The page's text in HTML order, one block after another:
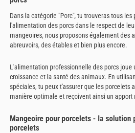
Dans la catégorie "Porc", tu trouveras tous les
l'alimentation des porcs dans le respect de
mangeoires, nous proposons également des
abreuvoirs, des étables et bien plus encore.
L'alimentation professionnelle des porcs joue
croissance et la santé des animaux. En
spéciales, tu peux t'assurer que les porcelets
manière optimale et reçoivent ainsi un
Mangeoire pour porcelets - la solution
porcelets